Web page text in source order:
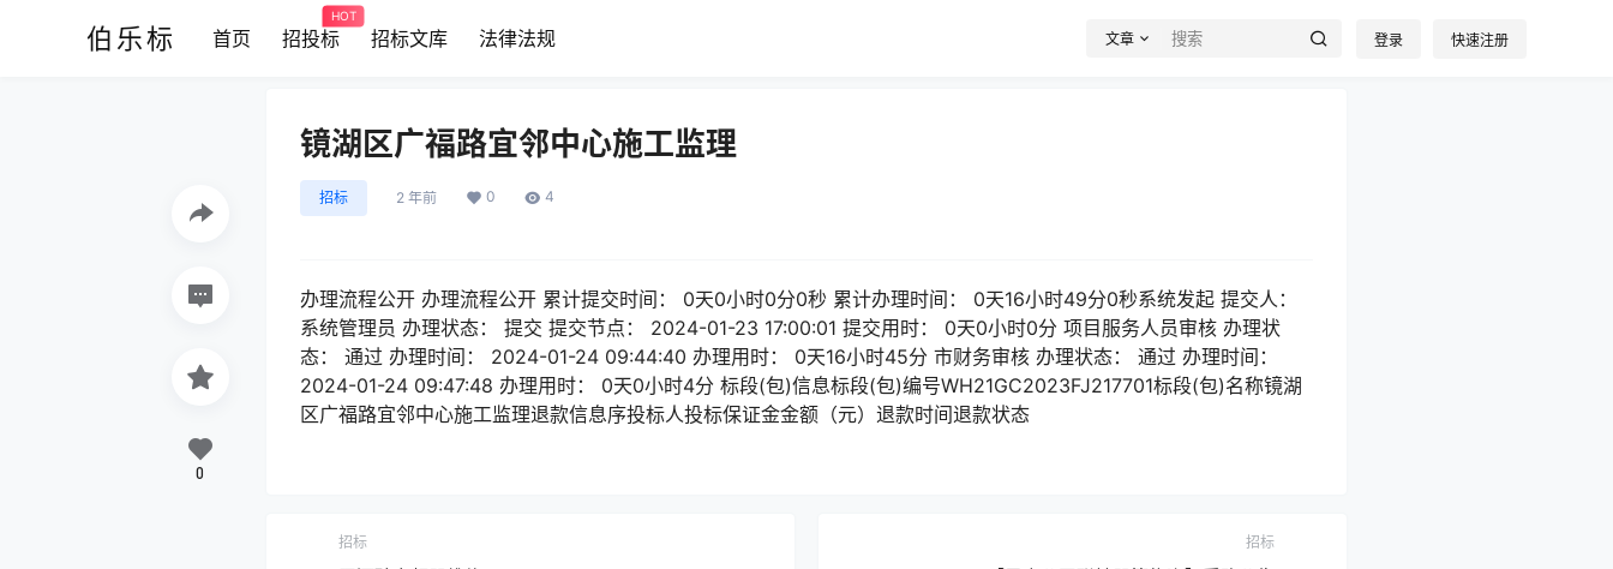
伯乐标 首页 招投标
HOT
招标文库 法律法规 文章 登录 快速注册
镜湖区广福路宜邻中心施工监理
招标 2 年前 0 4
办理流程公开 办理流程公开 累计提交时间： 0天0小时0分0秒 累计办理时间： 0天16小时49分0秒系统发起 提交人：
系统管理员 办理状态： 提交 提交节点： 2024-01-23 17:00:01 提交用时： 0天0小时0分 项目服务人员审核 办理状
态： 通过 办理时间： 2024-01-24 09:44:40 办理用时： 0天16小时45分 市财务审核 办理状态： 通过 办理时间：
2024-01-24 09:47:48 办理用时： 0天0小时4分 标段(包)信息标段(包)编号WH21GC2023FJ217701标段(包)名称镜湖
区广福路宜邻中心施工监理退款信息序投标人投标保证金金额（元）退款时间退款状态
0
招标 招标